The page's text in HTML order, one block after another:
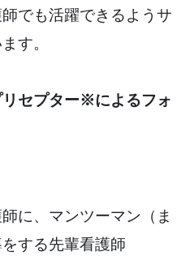
でも活躍できるようサ
す。
セプター※によるフォ
に、マンツーマン（ま
する先輩看護師